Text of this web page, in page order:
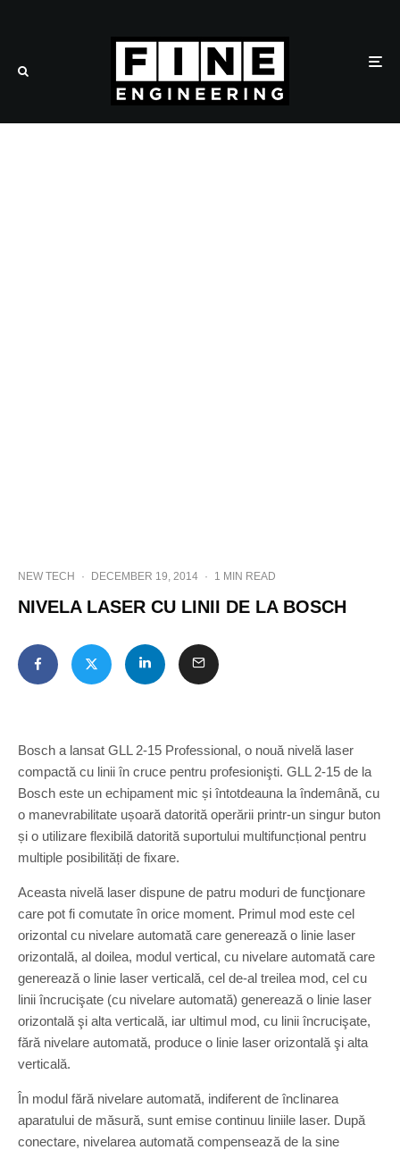
NEW TECH · DECEMBER 19, 2014 · 1 MIN READ
NIVELA LASER CU LINII DE LA BOSCH
Bosch a lansat GLL 2-15 Professional, o nouă nivelă laser
compactă cu linii în cruce pentru profesionişti. GLL 2-15 de la
Bosch este un echipament mic și întotdeauna la îndemână, cu
o manevrabilitate ușoară datorită operării printr-un singur buton
și o utilizare flexibilă datorită suportului multifuncțional pentru
multiple posibilități de fixare.
Aceasta nivelă laser dispune de patru moduri de funcţionare
care pot fi comutate în orice moment. Primul mod este cel
orizontal cu nivelare automată care generează o linie laser
orizontală, al doilea, modul vertical, cu nivelare automată care
generează o linie laser verticală, cel de-al treilea mod, cel cu
linii încrucişate (cu nivelare automată) generează o linie laser
orizontală şi alta verticală, iar ultimul mod, cu linii încrucişate,
fără nivelare automată, produce o linie laser orizontală şi alta
verticală.
În modul fără nivelare automată, indiferent de înclinarea
aparatului de măsură, sunt emise continuu liniile laser. După
conectare, nivelarea automată compensează de la sine